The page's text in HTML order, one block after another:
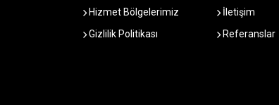
Hizmet Bölgelerimiz
İletişim
Gizlilik Politikası
Referanslar